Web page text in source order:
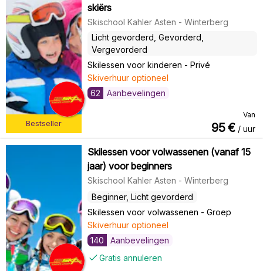
Bestseller
skiërs
Skischool Kahler Asten - Winterberg
Licht gevorderd, Gevorderd,
Vergevorderd
Skilessen voor kinderen - Privé
Skiverhuur optioneel
62
Aanbevelingen
Van
95€ / uur
Skilessen voor volwassenen (vanaf 15
jaar) voor beginners
Skischool Kahler Asten - Winterberg
Beginner, Licht gevorderd
Skilessen voor volwassenen - Groep
Skiverhuur optioneel
140
Aanbevelingen
Gratis annuleren